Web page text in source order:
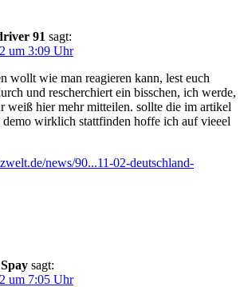
91 sagt:
um 3:09 Uhr
wollt wie man reagieren kann, lest euch
und rescherchiert ein bisschen, ich werde,
weiß hier mehr mitteilen. sollte die im artikel
demo wirklich stattfinden hoffe ich auf vieeel
news/90...11-02-deutschland-
sagt:
um 7:05 Uhr